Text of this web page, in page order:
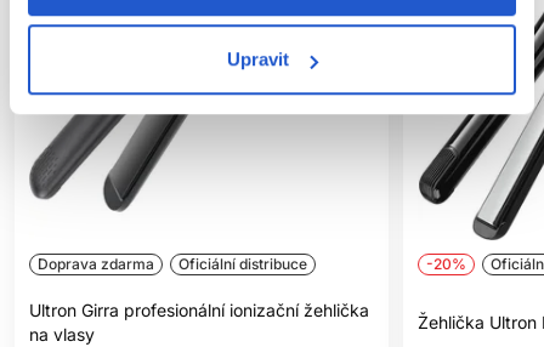
Upravit
Doprava zdarma Oficiální distribuce
Ultron Girra profesionální ionizační žehlička
na vlasy
-20%
Žehlička Ultron